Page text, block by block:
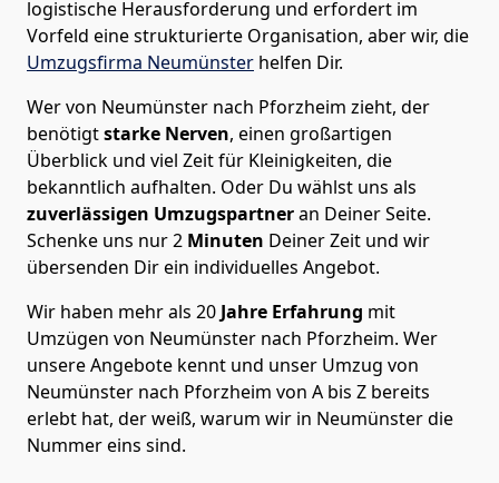
logistische Herausforderung und erfordert im
Vorfeld eine strukturierte Organisation, aber wir, die
Umzugsfirma Neumünster helfen Dir.
Wer von Neumünster nach Pforzheim zieht, der
benötigtstarke Nerven, einen großartigen
Überblick und viel Zeit für Kleinigkeiten, die
bekanntlich aufhalten. Oder Du wählst uns als
zuverlässigen Umzugspartneran Deiner Seite.
Schenke uns nur2 Minuten Deiner Zeit und wir
übersenden Dir ein individuelles Angebot.
Wir haben mehr als 20 Jahre Erfahrung mit
Umzügen von Neumünster nach Pforzheim. Wer
unsere Angebote kennt und unser Umzug von
Neumünster nach Pforzheim von A bis Z bereits
erlebt hat, der weiß, warum wir in Neumünster die
Nummer eins sind.